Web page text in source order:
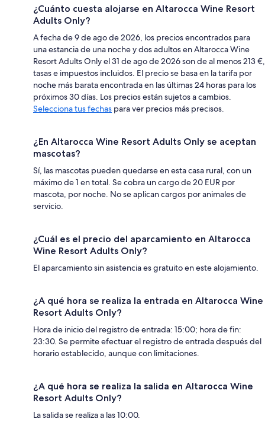
¿Cuánto cuesta alojarse en Altarocca Wine Resort
Adults Only?
A fecha de 9 de ago de 2026, los precios encontrados para
una estancia de una noche y dos adultos en Altarocca Wine
Resort Adults Only el 31 de ago de 2026 son de al menos 213 €,
tasas e impuestos incluidos. El precio se basa en la tarifa por
noche más barata encontrada en las últimas 24 horas para los
próximos 30 días. Los precios están sujetos a cambios.
Selecciona tus fechas para ver precios más precisos.
¿En Altarocca Wine Resort Adults Only se aceptan
mascotas?
Sí, las mascotas pueden quedarse en esta casa rural, con un
máximo de 1 en total. Se cobra un cargo de 20 EUR por
mascota, por noche. No se aplican cargos por animales de
servicio.
¿Cuál es el precio del aparcamiento en Altarocca
Wine Resort Adults Only?
El aparcamiento sin asistencia es gratuito en este alojamiento.
¿A qué hora se realiza la entrada en Altarocca Wine
Resort Adults Only?
Hora de inicio del registro de entrada: 15:00; hora de fin:
23:30. Se permite efectuar el registro de entrada después del
horario establecido, aunque con limitaciones.
¿A qué hora se realiza la salida en Altarocca Wine
Resort Adults Only?
La salida se realiza a las 10:00.